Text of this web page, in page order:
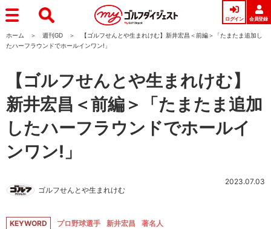
ログイン 会員登録
ホーム 週刊GD
【ゴルフせんとや生まれけむ】新井宏昌＜前編＞「たまたま追加し
たハーフラウンドでホールインワン!」
【ゴルフせんとや生まれけむ】
新井宏昌＜前編＞「たまたま追加
したハーフラウンドでホールイ
ンワン!」
ゴルフせんとや生まれけむ
2023.07.03
KEYWORD プロ野球選手 新井宏昌 著名人